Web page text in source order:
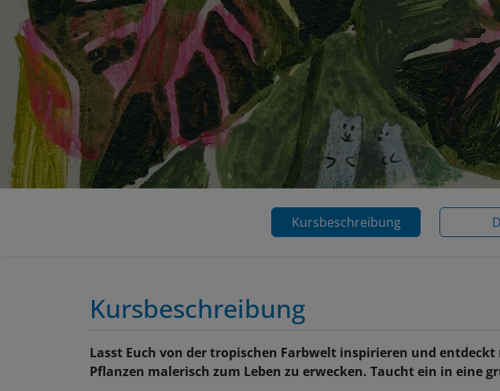
Kursbeschreibung
Kursbeschreibung
Lasst Euch von der tropischen Farbwelt inspirieren und entdeckt
Pflanzen malerisch zum Leben zu erwecken. Taucht ein in eine